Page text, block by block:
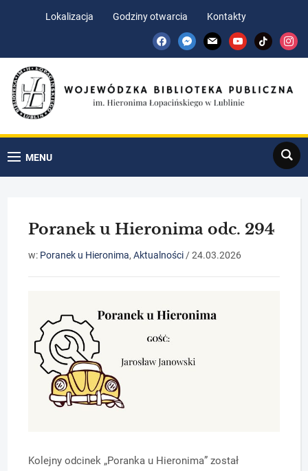
Lokalizacja Godziny otwarcia
Kontakty
facebookmessenger
mail youtubetiktok
MENU
Search
Poranek u Hieronima odc. 294
w: Poranek u Hieronima,Aktualności /24.03.2026
Kolejny odcinek „Poranka u Hieronima” został